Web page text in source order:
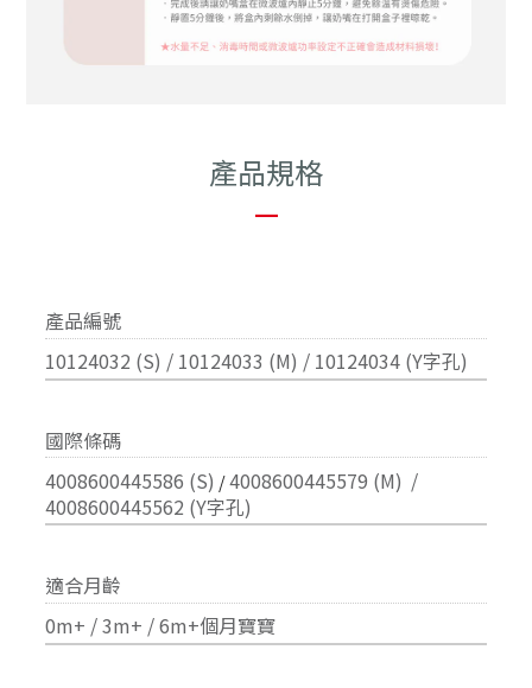
產品規格
—
產品編號
10124032 (S) / 10124033 (M) / 10124034 (Y字孔)
國際條碼
4008600445586 (S) /4008600445579 (M) /
4008600445562 (Y字孔)
適合月齡
0m+ / 3m+ / 6m+個月寶寶